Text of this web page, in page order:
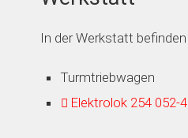
In der Werkstatt
Turmtriebwagen
Elektrolok 254 052-